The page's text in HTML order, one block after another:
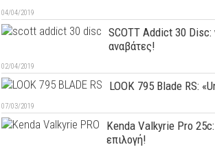
04/04/2019
SCOTT Addict 30 Disc:
αναβάτες!
02/04/2019
LOOK 795 Blade RS:
07/03/2019
Kenda Valkyrie Pro
επιλογή!